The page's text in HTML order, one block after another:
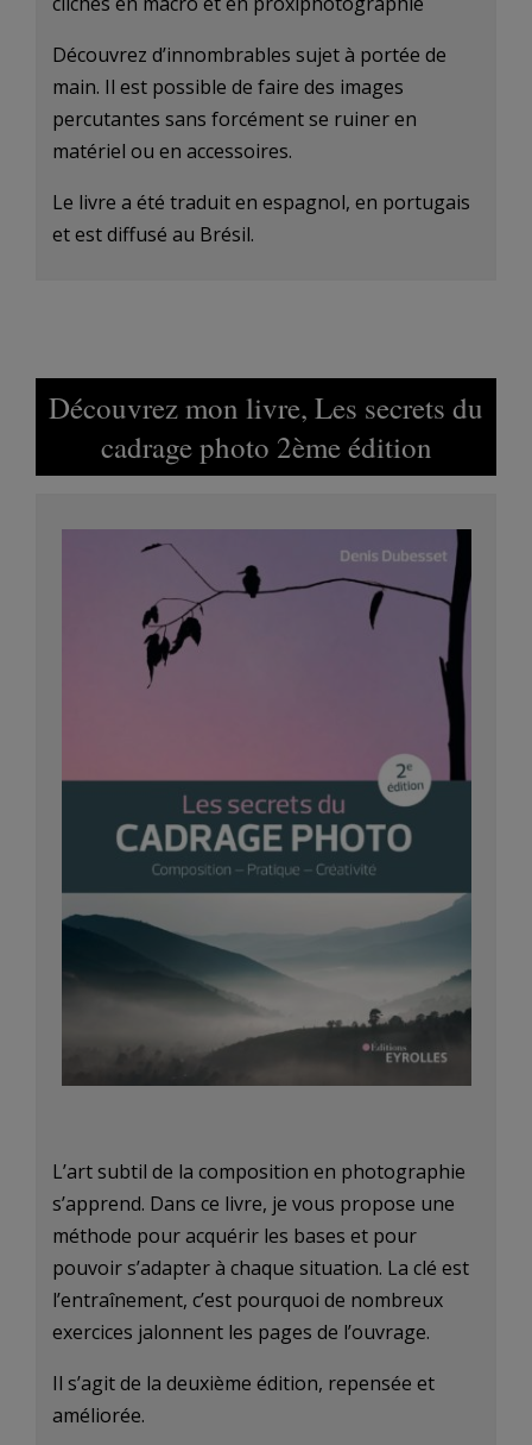
Découvrez d’innombrables sujet à portée de
main. Il est possible de faire des images
percutantes sans forcément se ruiner en
matériel ou en accessoires.
Le livre a été traduit en espagnol, en portugais
et est diffusé au Brésil.
Découvrez mon livre, Les secrets du
cadrage photo 2ème édition
L’art subtil de la composition en photographie
s’apprend. Dans ce livre, je vous propose une
méthode pour acquérir les bases et pour
pouvoir s’adapter à chaque situation. La clé est
l’entraînement, c’est pourquoi de nombreux
exercices jalonnent les pages de l’ouvrage.
Il s’agit de la deuxième édition, repensée et
améliorée.